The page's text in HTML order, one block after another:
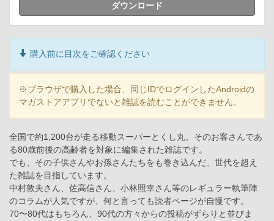
ダウンロード
購入前に目次をご確認ください
※ブラウザで購入した場合、同じIDでログインしたAndroidの
マガストアアプリでないと雑誌を読むことができません。
全国で約1,200台が走る移動スーパーとくし丸。そのお客さんであ
る80歳前後の高齢者を対象に編集された雑誌です。
でも、その子供さんやお孫さんたちをも巻き込んだ、世代を超え
た雑誌を目指しています。
中村敦夫さん、佐高信さん、小林照幸さん等のレギュラー執筆陣
のコラムが人気ですが、何と言っても読者ページが自慢です。
70〜80代はもちろん、90代の方々からの投稿がずらりと並びま